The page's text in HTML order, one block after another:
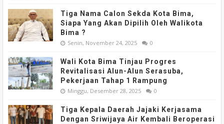
Tiga Nama Calon Sekda Kota Bima,
Siapa Yang Akan Dipilih Oleh Walikota
Bima ?
Senin, November 24, 2025 0
Wali Kota Bima Tinjau Progres
Revitalisasi Alun-Alun Serasuba,
Pekerjaan Tahap 1 Rampung
Minggu, Desember 28, 2025 0
Tiga Kepala Daerah Jajaki Kerjasama
Dengan Sriwijaya Air Kembali Beroperasi